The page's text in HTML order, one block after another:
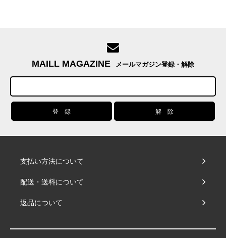
MAILL MAGAZINE メールマガジン登録・解除
支払い方法について
配送・送料について
返品について